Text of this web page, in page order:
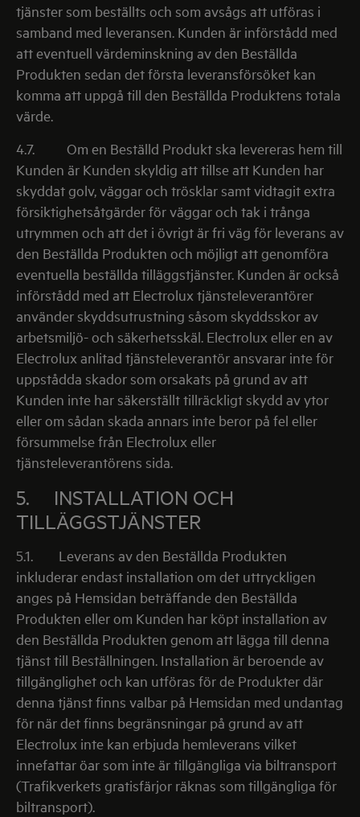
tjänster som beställts och som avsågs att utföras i
samband med leveransen. Kunden är införstådd med
att eventuell värdeminskning av den Beställda
Produkten sedan det första leveransförsöket kan
komma att uppgå till den Beställda Produktens totala
värde.
4.7. Om en Beställd Produkt ska levereras hem till
Kunden är Kunden skyldig att tillse att Kunden har
skyddat golv, väggar och trösklar samt vidtagit extra
försiktighetsåtgärder för väggar och tak i trånga
utrymmen och att det i övrigt är fri väg för leverans av
den Beställda Produkten och möjligt att genomföra
eventuella beställda tilläggstjänster. Kunden är också
införstådd med att Electrolux tjänsteleverantörer
använder skyddsutrustning såsom skyddsskor av
arbetsmiljö- och säkerhetsskäl. Electrolux eller en av
Electrolux anlitad tjänsteleverantör ansvarar inte för
uppstådda skador som orsakats på grund av att
Kunden inte har säkerställt tillräckligt skydd av ytor
eller om sådan skada annars inte beror på fel eller
försummelse från Electrolux eller
tjänsteleverantörens sida.
5. INSTALLATION OCH
TILLÄGGSTJÄNSTER
5.1. Leverans av den Beställda Produkten
inkluderar endast installation om det uttryckligen
anges på Hemsidan beträffande den Beställda
Produkten eller om Kunden har köpt installation av
den Beställda Produkten genom att lägga till denna
tjänst till Beställningen. Installation är beroende av
tillgänglighet och kan utföras för de Produkter där
denna tjänst finns valbar på Hemsidan med undantag
för när det finns begränsningar på grund av att
Electrolux inte kan erbjuda hemleverans vilket
innefattar öar som inte är tillgängliga via biltransport
(Trafikverkets gratisfärjor räknas som tillgängliga för
biltransport).